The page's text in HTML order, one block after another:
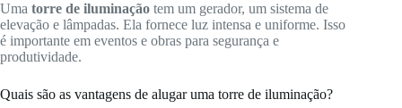
Uma torre de iluminação tem um gerador, um sistema de
elevação e lâmpadas. Ela fornece luz intensa e uniforme. Isso
é importante em eventos e obras para segurança e
produtividade.
Quais são as vantagens de alugar uma torre de iluminação?